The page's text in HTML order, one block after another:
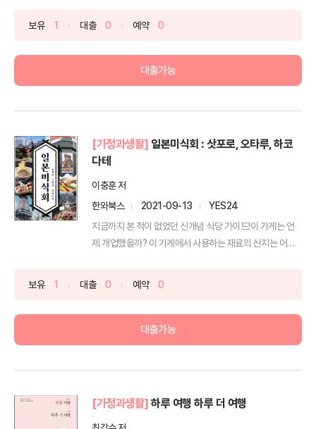
보유 1 대출 0 예약 0
대출가능
[가정과생활] 일본미식회 : 삿포로, 오타루, 하코
다테
이충훈 저
한와북스
2021-09-13
YES24
지금까지 본 적이 없었던 신개념 식당 가이드!이 가게는 언
제 개업했을까? 이 가게에서 사용하는 재료의 산지는 어디
보유 1 대출 0 예약 0
대출가능
[가정과생활] 하루 여행 하루 더 여행